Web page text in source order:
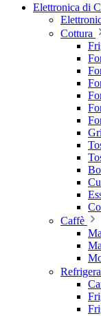
Elettronica di
Cottura
Caffè